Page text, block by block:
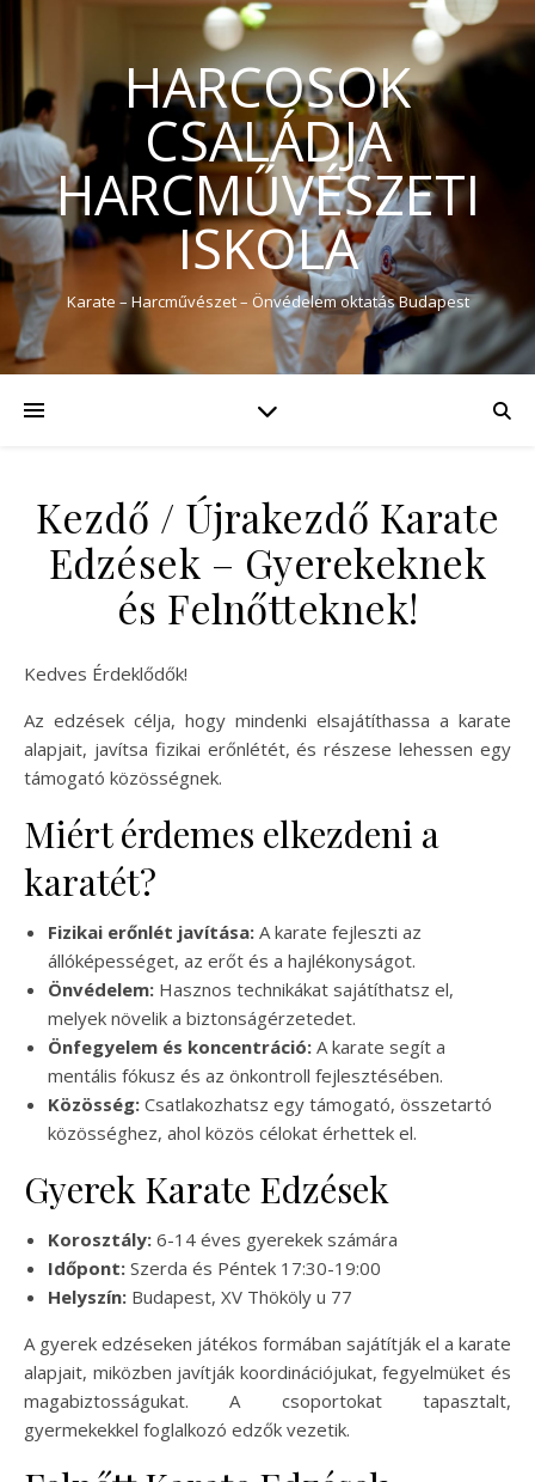
HARCOSOK
CSALÁDJA
HARCMŰVÉSZETI
ISKOLA
Karate – Harcművészet – Önvédelem oktatás Budapest
Kezdő / Újrakezdő Karate
Edzések – Gyerekeknek
és Felnőtteknek!
Kedves Érdeklődők!
Az edzések célja, hogy mindenki elsajátíthassa a karate
alapjait, javítsa fizikai erőnlétét, és részese lehessen egy
támogató közösségnek.
Miért érdemes elkezdeni a
karatét?
Fizikai erőnlét javítása: A karate fejleszti az
állóképességet, az erőt és a hajlékonyságot.
Önvédelem: Hasznos technikákat sajátíthatsz el,
melyek növelik a biztonságérzetedet.
Önfegyelem és koncentráció: A karate segít a
mentális fókusz és az önkontroll fejlesztésében.
Közösség: Csatlakozhatsz egy támogató, összetartó
közösséghez, ahol közös célokat érhettek el.
Gyerek Karate Edzések
Korosztály: 6-14 éves gyerekek számára
Időpont: Szerda és Péntek 17:30-19:00
Helyszín: Budapest, XV Thököly u 77
A gyerek edzéseken játékos formában sajátítják el a karate
alapjait, miközben javítják koordinációjukat, fegyelmüket és
magabiztosságukat. A csoportokat tapasztalt,
gyermekekkel foglalkozó edzők vezetik.